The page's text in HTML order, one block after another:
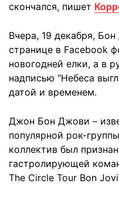
скончался, пишет
Вчера, 19 декабря,
странице в Facebook
новогодней елки, а в
надписью "Небеса
датой и временем.
Джон Бон Джови –
популярной рок-
коллектив был
гастролирующей
The Circle Tour Bon